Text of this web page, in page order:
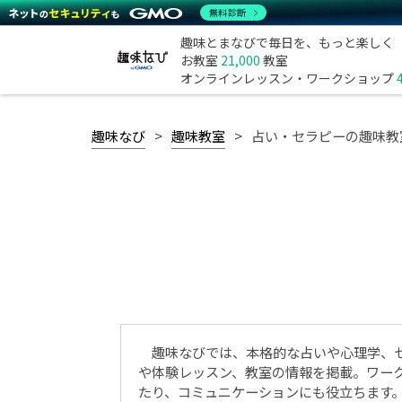
趣味とまなびで毎日を、もっと楽しく
お教室 21,000 教室
オンラインレッスン・ワークショップ
趣味なび 趣味教室 占い・セラピーの趣味
趣味なびでは、本格的な占いや心理学
や体験レッスン、教室の情報を掲載。ワ
たり、コミュニケーションにも役立ちま
無料診断